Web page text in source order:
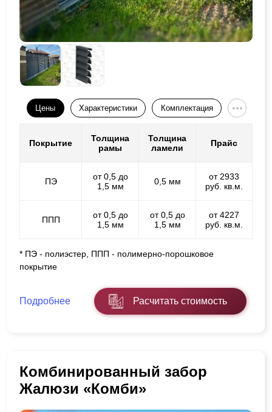
Цены Характеристики Комплектация
Покрытие
Толщина
рамы
Толщина
ламели
Прайс
ПЭ
от 0,5 до
1,5 мм
0,5 мм
от 2933
руб. кв.м.
ППП
от 0,5 до
1,5 мм
от 0,5 до
1,5 мм
от 4227
руб. кв.м.
* ПЭ - полиэстер, ППП - полимерно-порошковое
покрытие
Подробнее Расчитать стоимость
Комбинированный забор
Жалюзи «Комби»